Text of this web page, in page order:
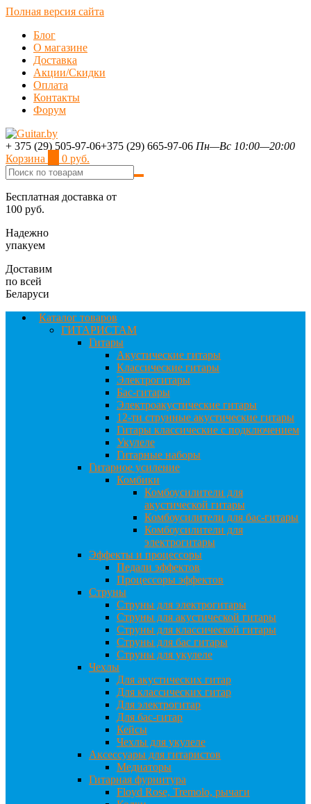
Полная версия сайта
Блог
О магазине
Доставка
Акции/Скидки
Оплата
Контакты
Форум
+ 375 (29) 505-97-06+375 (29) 665-97-06 Пн—Вс 10:00—20:00
Корзина
0 руб.
Бесплатная доставка от
100 руб.
Надежно
упакуем
Доставим
по всей
Беларуси
Каталог товаров
ГИТАРИСТАМ
Гитары
Акустические гитары
Классические гитары
Электрогитары
Бас-гитары
Электроакустические гитары
12-ти струнные акустические гитары
Гитары классические с подключением
Укулеле
Гитарные наборы
Гитарное усиление
Комбики
Комбоусилители для
акустической гитары
Комбоусилители для бас-гитары
Комбоусилители для
электрогитары
Эффекты и процессоры
Педали эффектов
Процессоры эффектов
Струны
Струны для электрогитары
Струны для акустической гитары
Струны для классической гитары
Струны для бас гитары
Струны для укулеле
Чехлы
Для акустических гитар
Для классических гитар
Для электрогитар
Для бас-гитар
Кейсы
Чехлы для укулеле
Аксессуары для гитаристов
Медиаторы
Гитарная фурнитура
Floyd Rose, Tremolo, рычаги